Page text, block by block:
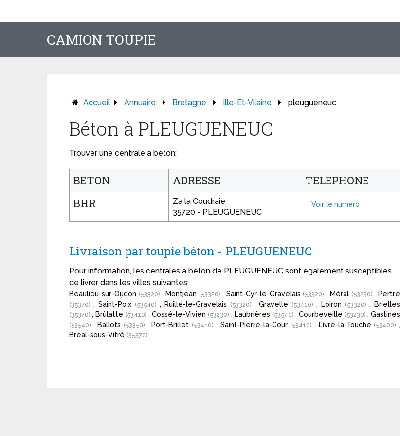
CAMION TOUPIE
Accueil Annuaire Bretagne Ille-Et-Vilaine pleugueneuc
Béton à PLEUGUENEUC
Trouver une centrale à béton:
BETON ADRESSE
TELEPHONE
BHR
Za la Coudraie
35720 - PLEUGUENEUC
Livraison par toupie béton - PLEUGUENEUC
Pour information, les centrales à béton de PLEUGUENEUC sont également susceptibles
de livrer dans les villes suivantes:
Beaulieu-sur-Oudon (53320) , Montjean (53320) , Saint-Cyr-le-Gravelais (53320) , Méral (53230), Pertre
(35370) , Saint-Poix (53540) , Ruillé-le-Gravelais (53320) , Gravelle (53410), Loiron (53320), Brielles
(35370), Brûlatte (53410), Cossé-le-Vivien (53230) , Laubrières (53540) , Courbeveille (53230), Gastines
(53540) , Ballots (53350) , Port-Brillet (53410) , Saint-Pierre-la-Cour (53410) , Livré-la-Touche (53400),
Bréal-sous-Vitré (35370)